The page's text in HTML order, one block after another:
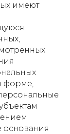
имеют
форме,
основания